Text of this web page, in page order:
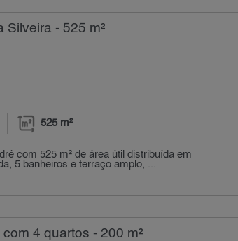
Silveira - 525 m²
525 m²
com 525 m² de área útil distribuída em
5 banheiros e terraço amplo, ...
4 quartos - 200 m²